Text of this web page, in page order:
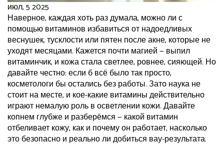
июл, 5 2025
Наверное, каждая хоть раз думала, можно ли с
помощью витаминов избавиться от надоедливых
веснушек, тусклости или пятен после акне, которые не
уходят месяцами. Кажется почти магией — выпил
витаминчик, и кожа стала светлее, ровнее, сияющей. Но
давайте честно: если б всё было так просто,
косметологи бы остались без работы. Зато наука не
стоит на месте, и кое-какие витамины действительно
играют немалую роль в осветлении кожи. Давайте
копнем глубже и разберёмся — какой витамин
отбеливает кожу, как и почему он работает, насколько
это безопасно и реально ли добиться вау-результата.